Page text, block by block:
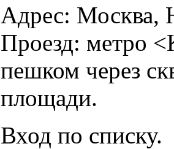
Адрес: Москва,
Проезд: метро
пешком через
площади.
Вход по списку.